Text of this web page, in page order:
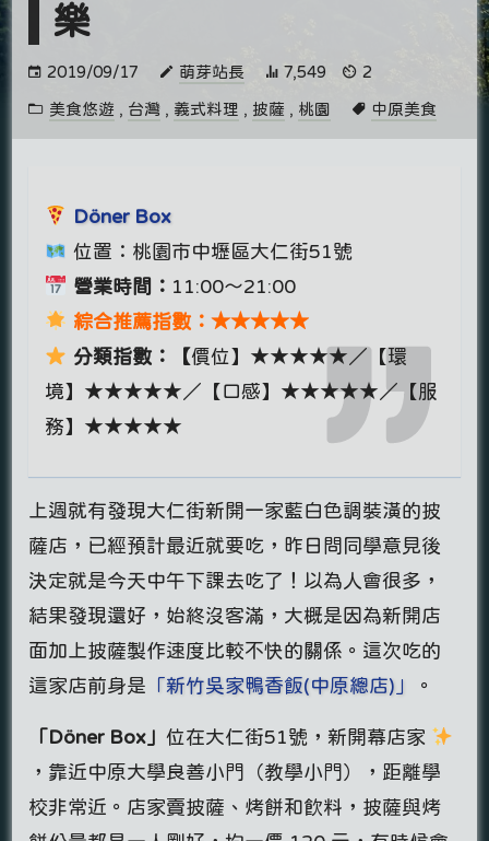
樂
2019/09/17 萌芽站長 7,549 2
美食悠遊 , 台灣 , 義式料理 , 披薩 , 桃園 中原美食
Döner Box
位置：桃園市中壢區大仁街51號
營業時間： 11:00～21:00
綜合推薦指數：★★★★★
分類指數：【價位】★★★★★／【環
境】★★★★★／【口感】★★★★★／【服
務】★★★★★
上週就有發現大仁街新開一家藍白色調裝潢的披
薩店，已經預計最近就要吃，昨日問同學意見後
決定就是今天中午下課去吃了！以為人會很多，
結果發現還好，始終沒客滿，大概是因為新開店
面加上披薩製作速度比較不快的關係。這次吃的
這家店前身是 「新竹吳家鴨香飯(中原總店)」 。
「Döner Box」位在大仁街51號，新開幕店家
，靠近中原大學良善小門（教學小門），距離學
校非常近。店家賣披薩、烤餅和飲料，披薩與烤